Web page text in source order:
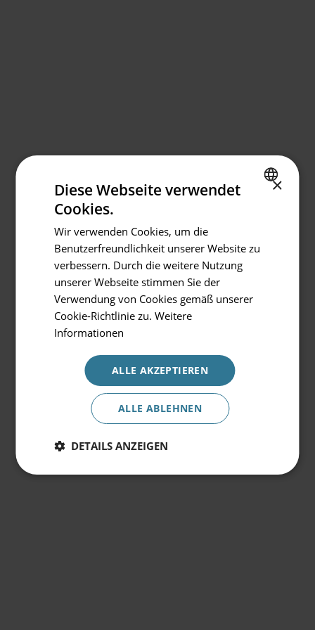
×
Diese Webseite verwendet
Cookies.
Wir verwenden Cookies, um die
Benutzerfreundlichkeit unserer Website zu
verbessern. Durch die weitere Nutzung
unserer Webseite stimmen Sie der
Verwendung von Cookies gemäß unserer
Cookie-Richtlinie zu. Weitere
Informationen
ALLE AKZEPTIEREN
ALLE ABLEHNEN
DETAILS ANZEIGEN